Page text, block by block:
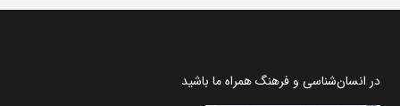
در انسان‌شناسی و فرهنگ همراه ما باشید